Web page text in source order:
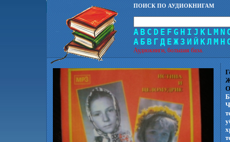
ПОИСК ПО АУДИОКНИГАМ
A B C D E F G H I J K L M N
А Б В Г Д Е Ж З И Й КЛ М Н
Аудиокниги, большая база.